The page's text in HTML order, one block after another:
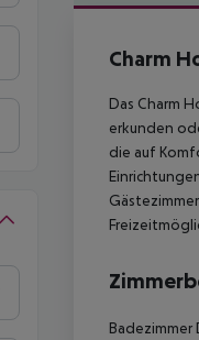
Charm
Das Charm
erkunden
die auf